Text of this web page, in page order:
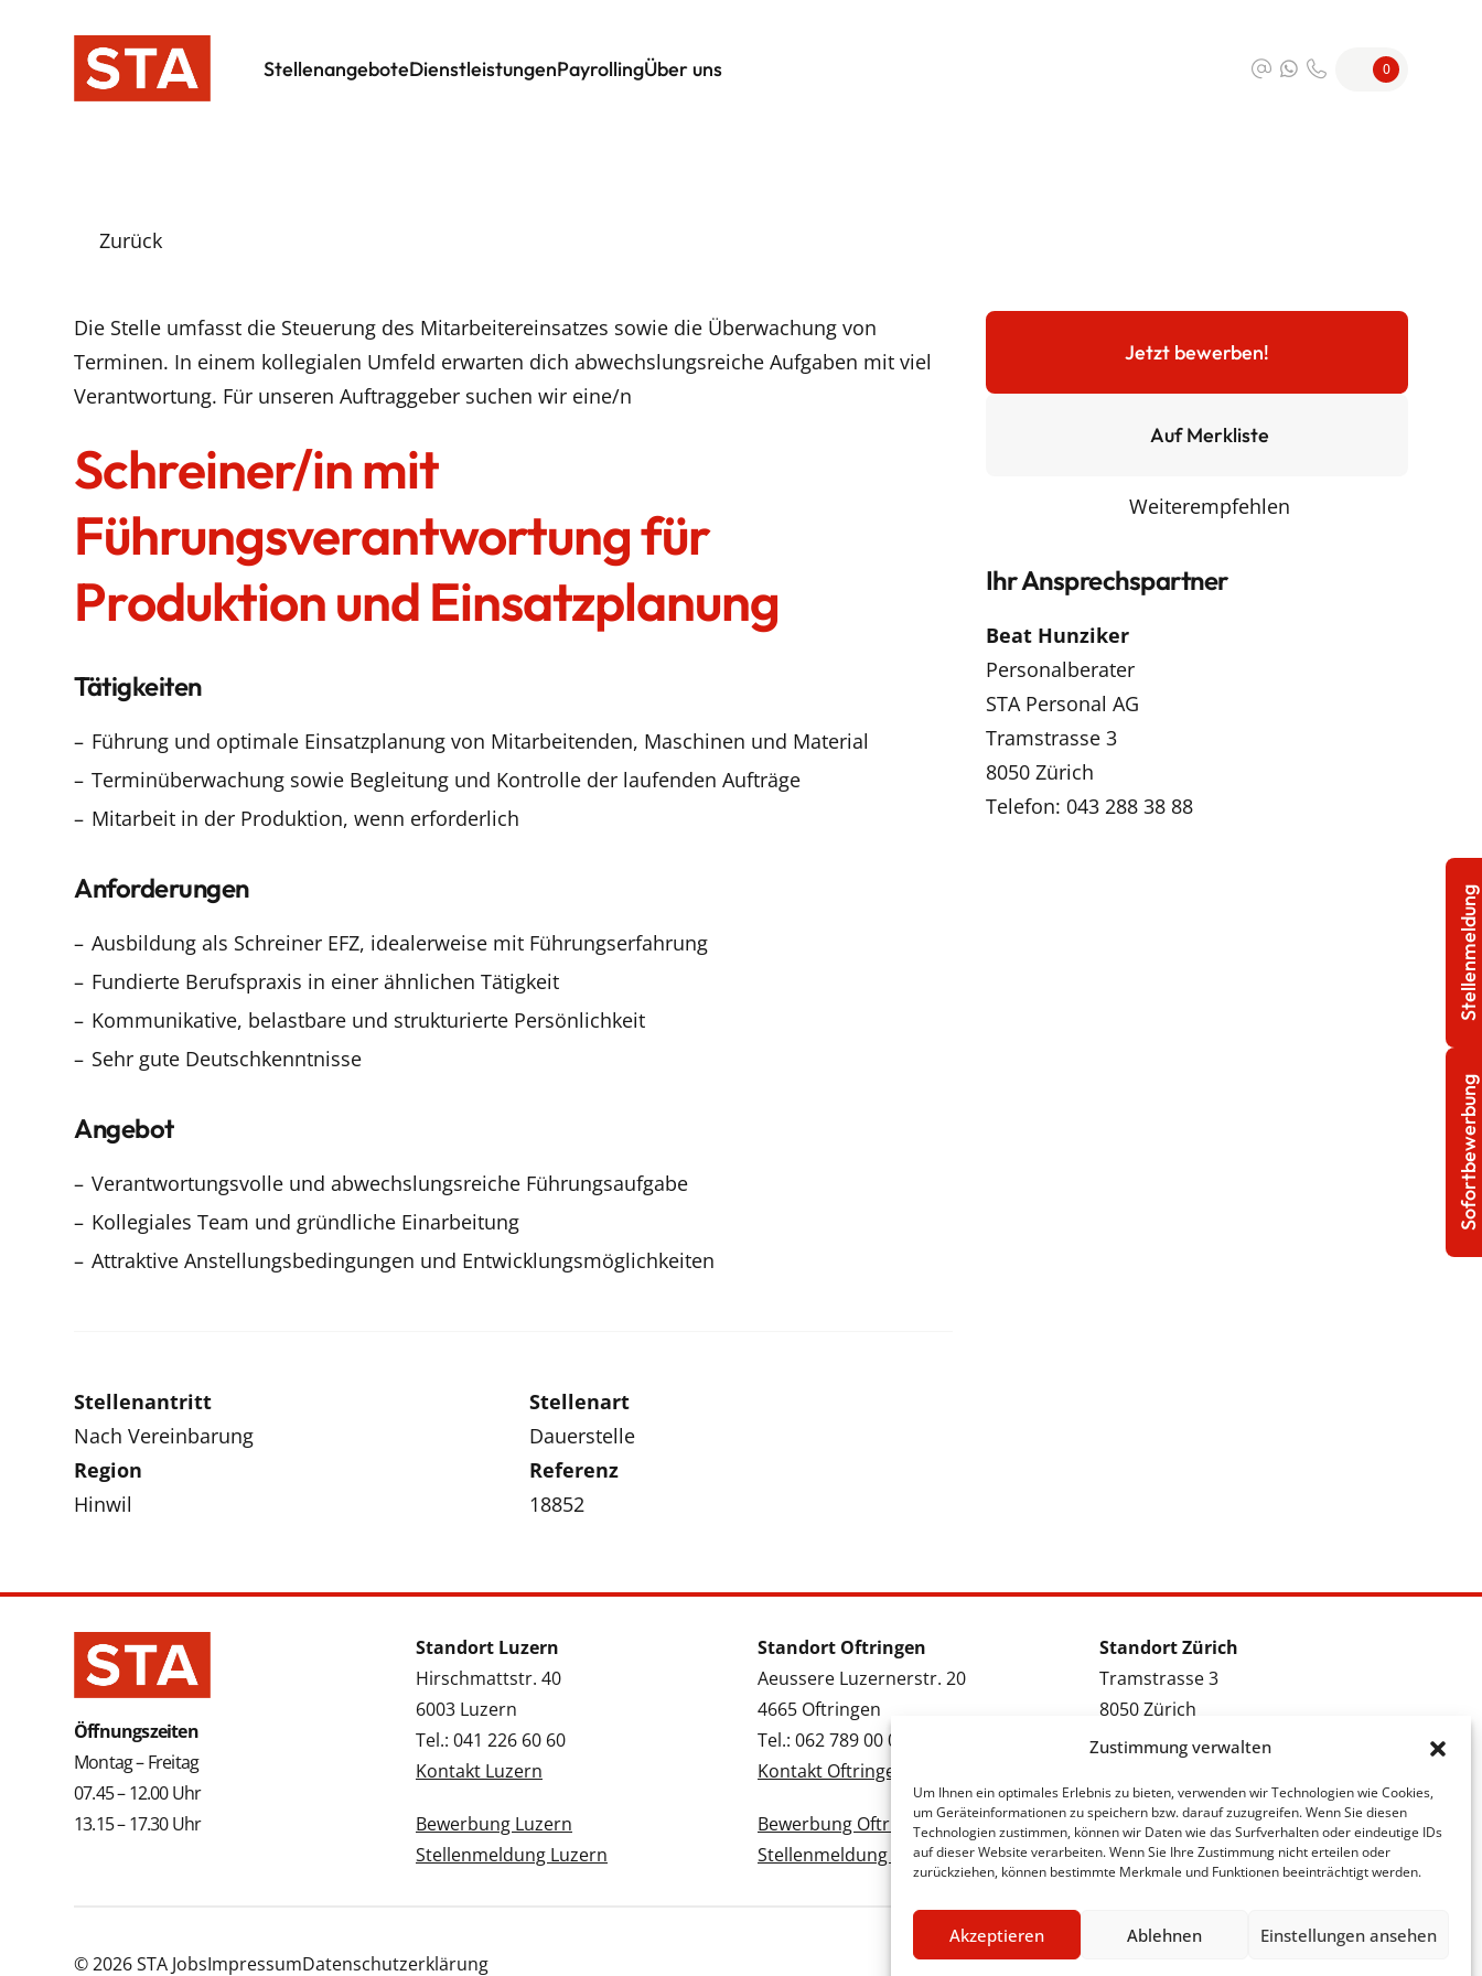
Zustimmung verwalten
Um Ihnen ein optimales Erlebnis zu bieten, verwenden wir Technologien wie Cookies,
um Geräteinformationen zu speichern bzw. darauf zuzugreifen. Wenn Sie diesen
Technologien zustimmen, können wir Daten wie das Surfverhalten oder eindeutige IDs
auf dieser Website verarbeiten. Wenn Sie Ihre Zustimmung nicht erteilen oder
zurückziehen, können bestimmte Merkmale und Funktionen beeinträchtigt werden.
Akzeptieren Ablehnen Einstellungen ansehen
StellenangeboteDienstleistungenPayrollingÜber uns 0
Zurück
Die Stelle umfasst die Steuerung des Mitarbeitereinsatzes sowie die Überwachung von
Terminen. In einem kollegialen Umfeld erwarten dich abwechslungsreiche Aufgaben mit viel
Verantwortung. Für unseren Auftraggeber suchen wir eine/n
Schreiner/in mit
Führungsverantwortung für
Produktion und Einsatzplanung
Tätigkeiten
Führung und optimale Einsatzplanung von Mitarbeitenden, Maschinen und Material
Terminüberwachung sowie Begleitung und Kontrolle der laufenden Aufträge
Mitarbeit in der Produktion, wenn erforderlich
Anforderungen
Ausbildung als Schreiner EFZ, idealerweise mit Führungserfahrung
Fundierte Berufspraxis in einer ähnlichen Tätigkeit
Kommunikative, belastbare und strukturierte Persönlichkeit
Sehr gute Deutschkenntnisse
Angebot
Verantwortungsvolle und abwechslungsreiche Führungsaufgabe
Kollegiales Team und gründliche Einarbeitung
Attraktive Anstellungsbedingungen und Entwicklungsmöglichkeiten
Stellenantritt
Nach Vereinbarung
Stellenart
Dauerstelle
Region
Hinwil
Referenz
18852
Jetzt bewerben!
Auf Merkliste
Weiterempfehlen
Ihr Ansprechspartner
Beat Hunziker
Personalberater
STA Personal AG
Tramstrasse 3
8050 Zürich
Telefon: 043 288 38 88
Öffnungszeiten
Montag – Freitag
07.45 – 12.00 Uhr
13.15 – 17.30 Uhr
Standort Luzern
Hirschmattstr. 40
6003 Luzern
Tel.: 041 226 60 60
Kontakt Luzern
Bewerbung Luzern
Stellenmeldung Luzern
Standort Oftringen
Aeussere Luzernerstr. 20
4665 Oftringen
Tel.: 062 789 00 00
Kontakt Oftringen
Bewerbung Oftringen
Stellenmeldung Oftringen
Standort Zürich
Tramstrasse 3
8050 Zürich
Tel.: 043 288 38 88
Bewerbung Zürich
Stellenmeldung Zürich
© 2026 STA JobsImpressumDatenschutzerklärung
Sofortbewerbung
Stellenmeldung